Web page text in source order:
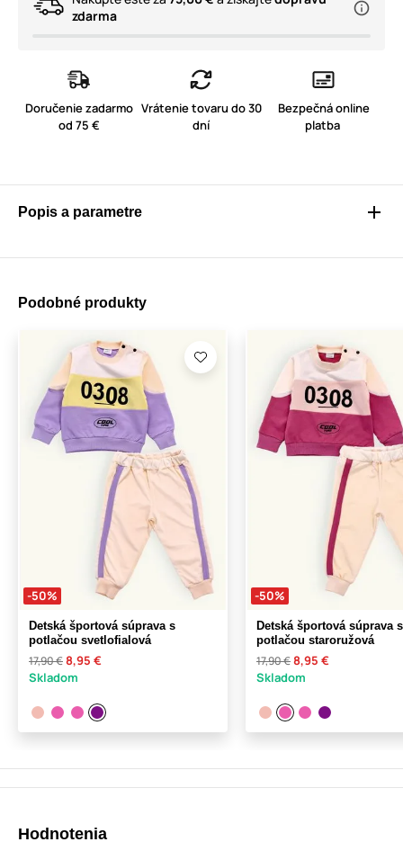
zdarma
Doručenie zadarmo
od 75 €
Vrátenie tovaru do 30
dní
Bezpečná online
platba
Popis a parametre
Podobné produkty
-50%
Detská športová súprava s
potlačou svetlofialová
17,90 €8,95 €
Skladom
-50%
Detská športová súprava s
potlačou staroružová
17,90 €8,95 €
Skladom
Hodnotenia